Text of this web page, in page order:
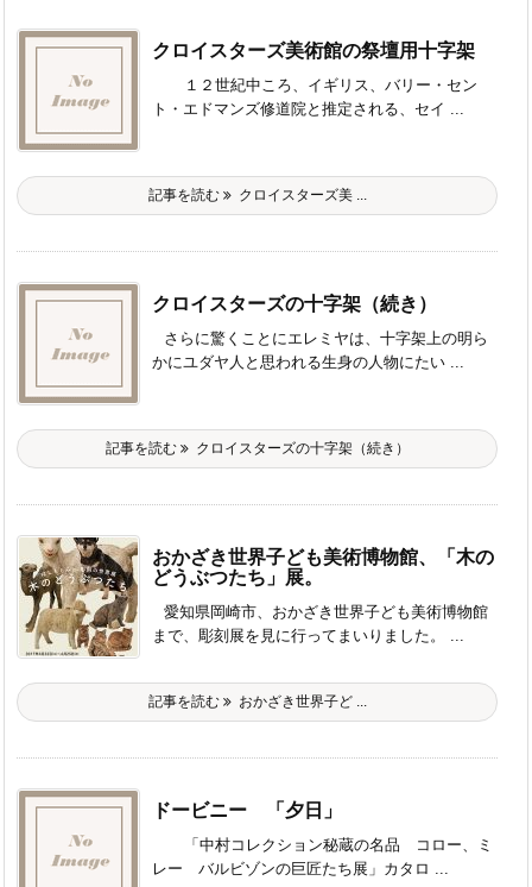
クロイスターズ美術館の祭壇用十字架
１２世紀中ころ、イギリス、バリー・セン
ト・エドマンズ修道院と推定される、セイ ...
記事を読む クロイスターズ美 ...
クロイスターズの十字架（続き）
さらに驚くことにエレミヤは、十字架上の明ら
かにユダヤ人と思われる生身の人物にたい ...
記事を読む クロイスターズの十字架（続き）
おかざき世界子ども美術博物館、「木の
どうぶつたち」展。
愛知県岡崎市、おかざき世界子ども美術博物館
まで、彫刻展を見に行ってまいりました。 ...
記事を読む おかざき世界子ど ...
ドービニー 「夕日」
「中村コレクション秘蔵の名品 コロー、ミ
レー バルビゾンの巨匠たち展」カタロ ...